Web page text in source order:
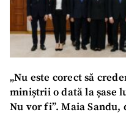
„Nu este corect să
miniștrii o dată la șase
Nu vor fi”. Maia